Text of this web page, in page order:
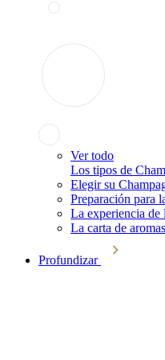
Ver todo
Los tipos de
Elegir su
Preparación para
La experiencia de
La carta de aromas
Profundizar